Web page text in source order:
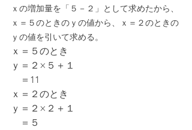
ｘの増加量を「５－２」として求めたから、
ｘ＝５のときのｙの値から、ｘ＝２のときの
ｙの値を引いて求める。
ｘ＝５のとき
ｙ＝２×５＋１
＝11
ｘ＝２のとき
ｙ＝２×２＋１
＝５